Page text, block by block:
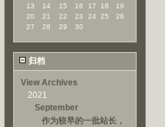
13
14 15 16 17 18
19
20
21 22 23 24 25
26
27
28 29 30
归档
View Archives
2021
September
作为较早的一批站长，